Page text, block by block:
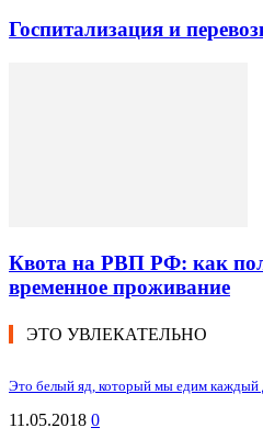
Госпитализация и
Квота на РВП РФ: как
временное проживание
ЭТО УВЛЕКАТЕЛЬНО
Это белый яд, который мы едим каждый
11.05.2018 0